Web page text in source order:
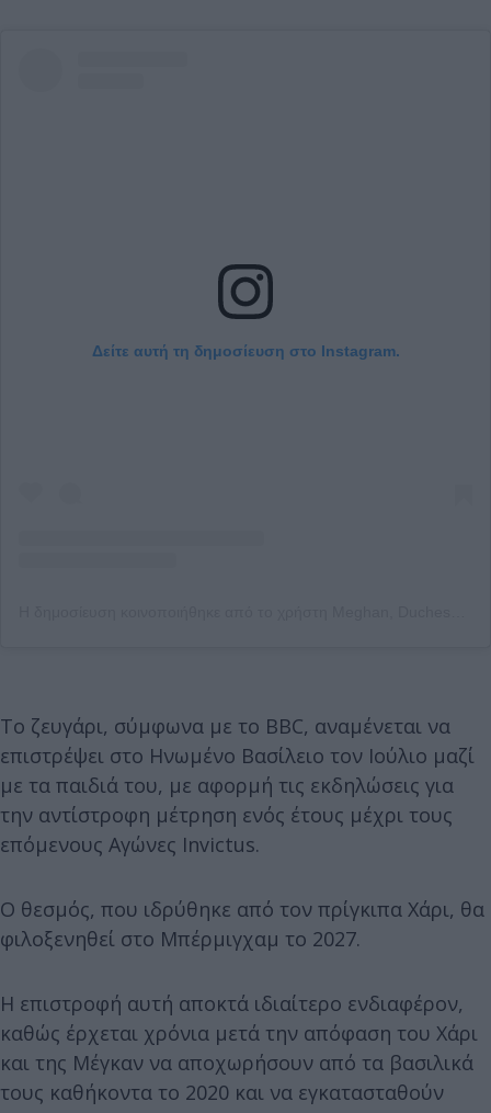
Δείτε αυτή τη δημοσίευση στο Instagram.
Το ζευγάρι, σύμφωνα με το BBC, αναμένεται να
επιστρέψει στο Ηνωμένο Βασίλειο τον Ιούλιο μαζί
με τα παιδιά του, με αφορμή τις εκδηλώσεις για
την αντίστροφη μέτρηση ενός έτους μέχρι τους
επόμενους Αγώνες Invictus.
Ο θεσμός, που ιδρύθηκε από τον πρίγκιπα Χάρι, θα
φιλοξενηθεί στο Μπέρμιγχαμ το 2027.
Η επιστροφή αυτή αποκτά ιδιαίτερο ενδιαφέρον,
καθώς έρχεται χρόνια μετά την απόφαση του Χάρι
και της Μέγκαν να αποχωρήσουν από τα βασιλικά
τους καθήκοντα το 2020 και να εγκατασταθούν